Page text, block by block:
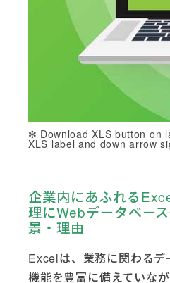
Download XLS button on
XLS label and down arrow
企業内にあふれる
理にWebデータベー
景・理由
Excelは、業務に関わるデ
機能を豊富に備えていな